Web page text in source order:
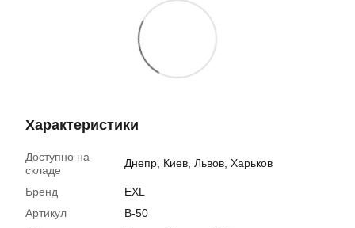
Характеристики
Доступно на
складе
Днепр, Киев, Львов, Харьков
Бренд
EXL
Артикул
В-50